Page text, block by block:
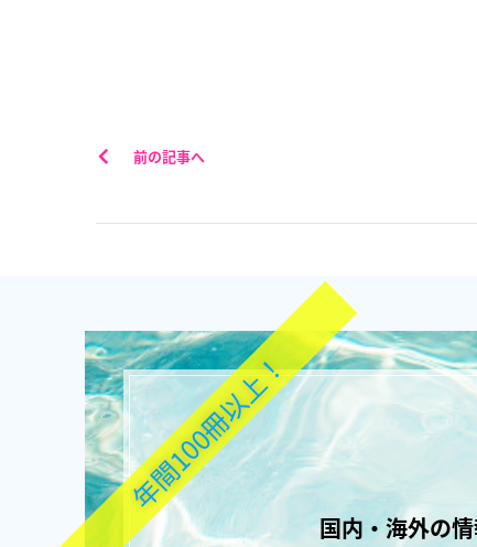
前の記事へ
年間100冊以上！
国内・海外の